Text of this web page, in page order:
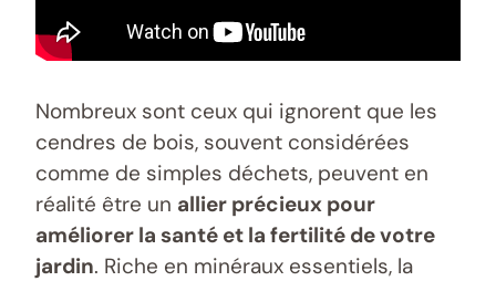
Nombreux sont ceux qui ignorent que les
cendres de bois, souvent considérées
comme de simples déchets, peuvent en
réalité être un allier précieux pour
améliorer la santé et la fertilité de votre
jardin. Riche en minéraux essentiels, la